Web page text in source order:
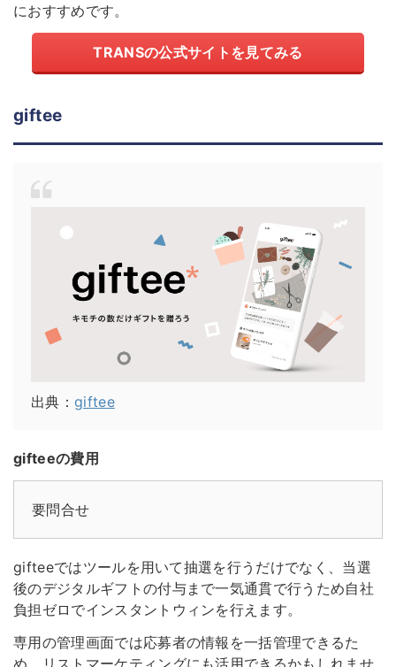
におすすめです。
TRANSの公式サイトを見てみる
giftee
出典： giftee
gifteeの費用
要問合せ
gifteeではツールを用いて抽選を行うだけでなく、当選
後のデジタルギフトの付与まで一気通貫で行うため自社
負担ゼロでインスタントウィンを行えます。
専用の管理画面では応募者の情報を一括管理できるた
め、リストマーケティングにも活用できるかもしれませ